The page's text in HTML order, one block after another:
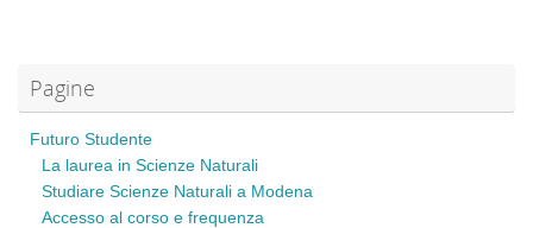
Pagine
Futuro Studente
La laurea in Scienze Naturali
Studiare Scienze Naturali a Modena
Accesso al corso e frequenza